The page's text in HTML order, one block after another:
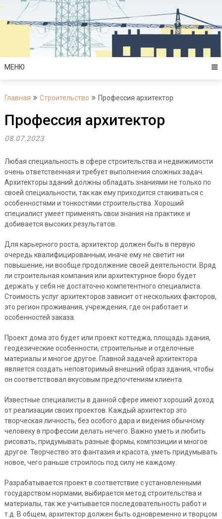
Перейти
содержимому
МЕНЮ
Главная Строительство Профессия архитектор
Профессия архитектор
08.07.2023
Любая специальность в сфере строительства и недвижимости
очень ответственная и требует выполнения сложных задач.
Архитекторы зданий должны обладать знаниями не только по
своей специальности, так как ему приходится стакиваться с
особенностями и тонкостями строительства. Хороший
специалист умеет применять свои знания на практике и
добивается высоких результатов.
Для карьерного роста, архитектор должен быть в первую
очередь квалифицированным, иначе ему не светит ни
повышение, ни вообще продолжение своей деятельности. Вряд
ли строительная компания или архитектурное бюро будет
держать у себя не достаточно компетентного специалиста.
Стоимость услуг архитекторов зависит от нескольких факторов,
это регион проживания, учреждения, где он работает и
особенностей заказа.
Проект дома это будет или проект коттеджа, площадь здания,
геодезические особенности, строительные и отделочные
материалы и многое другое. Главной задачей архитектора
является создать неповторимый внешний образ здания, чтобы
он соответствовал вкусовым предпочтениям клиента.
Известные специалисты в данной сфере имеют хороший доход
от реализации своих проектов. Каждый архитектор это
творческая личность, без особого дара и видения обычному
человеку в профессии делать нечего. Важно уметь и любить
рисовать, придумывать разные формы, композиции и многое
другое. Творчество это фантазия и красота, уметь придумывать
новое, чего раньше строилось под силу не каждому.
Разрабатывается проект в соответствие с установленными
государством нормами, выбирается метод строительства и
материалы, так же учитывается последовательность работ и
т.д. В общем, архитектор должен быть одновременно и творцом